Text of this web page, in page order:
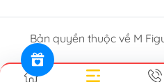
Bản quyền thuộc về M